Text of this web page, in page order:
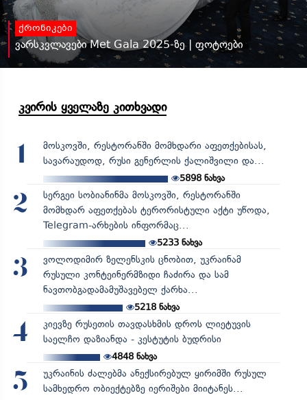
ქრონიკები
ვარსკვლავები Met Gala 2025-ზე | ფოტოები
კვირის ყველაზე კითხვადი
1
მოსკოვში, რესტორანში მომხდარი აფეთქებისას,
სავარაუდოდ, რუსი გენერლის ქალიშვილი და...
5898 ნახვა
2
სერგეი სობიანინმა მოსკოვში, რესტორანში
მომხდარ აფეთქებას ტერორისტული აქტი უწოდა,
Telegram-არხების ინფორმაც...
5233ნახვა
3
ვოლოდიმირ ზელენსკის ცნობით, უკრაინამ
რუსული კონტეინერმზიდი ჩაძირა და სამ
ნავთობგადამამუშავებელ ქარხა...
5218ნახვა
4
კიევზე რუსეთის თავდასხმის დროს ლიეტუვის
საელჩო დაზიანდა - კესტუტის ბუდრისი
4848ნახვა
5
უკრაინის ძალებმა ანექსირებულ ყირიმში რუსულ
სამხედრო ობიექტებზე იერიშები მიიტანეს...